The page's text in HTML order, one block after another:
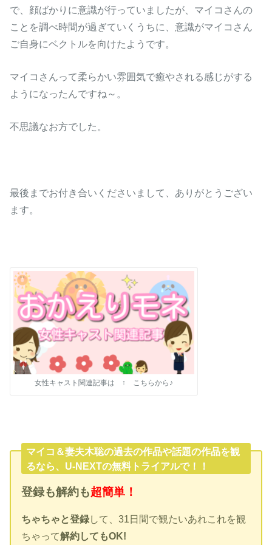
で、顔ばかりに意識が行っていましたが、マイコさんの
ことを調べ時間が過ぎていくうちに、意識がマイコさん
ご自身にベクトルを向けたようです。
マイコさんって柔らかい雰囲気で癒やされる感じがする
ようになったんですね～。
不思議なお方でした。
最後までお付き合いくださいまして、ありがとうござい
ます。
女性キャスト関連記事は ↑ こちらから♪
マイコ＆妻夫木聡の過去の作品や話題の作品を観
るなら、U-NEXTの無料トライアルで！！
登録も解約も超簡単！
ちゃちゃと登録して、31日間で観たいあれこれを観
ちゃって解約してもOK!